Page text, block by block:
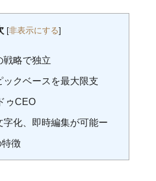
[非表示にする]
戦略で独立
ックベースを最大限支
ゥCEO
化、即時編集が可能ー
特徴